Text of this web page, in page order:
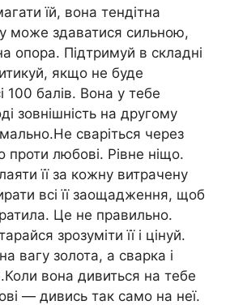
їй, вона тендітна
може здаватися сильною,
опора. Підтримуй в складні
якщо не буде
100 балів. Вона у тебе
зовнішність на другому
сваріться через
проти любові. Рівне ніщо.
її за кожну витрачену
всі її заощадження, щоб
Це не правильно.
зрозуміти її і цінуй.
вагу золота, а сварка і
вона дивиться на тебе
— дивись так само на неї.